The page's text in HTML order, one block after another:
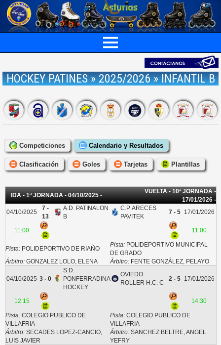
HOCKEY PATINES » 2025/2026 » INFANTIL B
Competiciones Calendario y Resultados
Clasificación Goles Tarjetas Plantillas
IDA - 1ª JORNADA - 04/10/2025 -
VUELTA - 10ª JORNADA -
17/01/2026 -
04/10/2025
7 -
13
A.D. PATINALON
B
C.P. ARECES
PAVITEK
7 - 5 17/01/2026
11:00 11.00
Pista:POLIDEPORTIVO DE RIAÑO
Pista:POLIDEPORTIVO MUNICIPAL
DE GRADO
Árbitro:GONZALEZ LOLO, ELENA Árbitro:FENTE GONZÁLEZ, PELAYO
04/10/2025 3 - 0
S.D.
PONFERRADINA
HOCKEY
OVIEDO
ROLLER H.C. C
2 - 5 17/01/2026
12:15 14:30
Pista:COLEGIO PUBLICO DE
VILLAFRIA
Pista:COLEGIO PUBLICO DE
VILLAFRIA
Árbitro:SECADES LOPEZ-CANCIO,
LUIS JAVIER
Árbitro:SANCHEZ BELTRE, ANGEL
YEFRY